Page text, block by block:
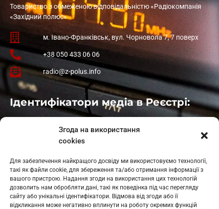
Згода на використання
cookies
Для забезпечення найкращого досвіду ми використовуємо технології,
такі як файли cookie, для збереження та/або отримання інформації з
вашого пристрою. Надання згоди на використання цих технологій
дозволить нам обробляти дані, такі як поведінка під час перегляду
сайту або унікальні ідентифікатори. Відмова від згоди або її
відкликання може негативно вплинути на роботу окремих функцій
Товариство з обмеженою відповідальністю «Радіокомпанія
«Західний полюс»
м. Івано-Франківськ, вул. Чорновола 7, 7 поверх
+38 050 433 06 06
radio@z-polus.info
Ідентифікатори медіа в Реєстрі:
: L11-01410
: L11-01801
Косів: L11-01805
Гарасимів: L11-02274